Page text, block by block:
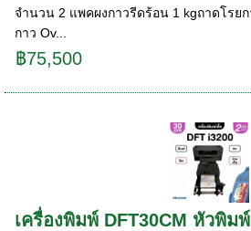
จำนวน 2 แพคผงกาวรีดร้อน 1 kgถาดโรยก
กาว Ov...
฿75,500
เครื่องพิมพ์ DFT30CM หัวพิม